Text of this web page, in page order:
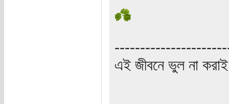
এই জীবনে ভুল না